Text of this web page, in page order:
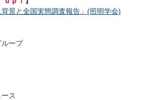
背景と全国実態調査報告」(照明学会)
ループ
ス